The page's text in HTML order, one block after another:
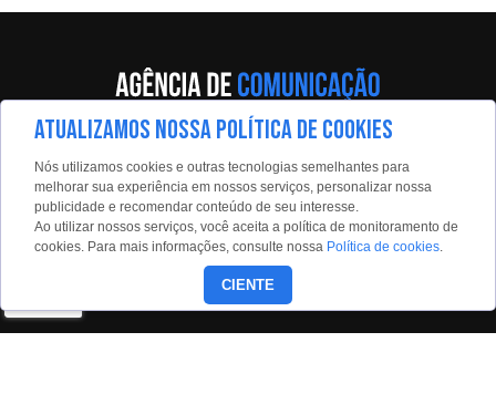
Av. Eng. Caetano Álvares, 55 - 5º andar
Limão, São Paulo, 02598-900
Contato:
estadaoconteudo@estadao.com
(11)99350-0439
ATUALIZAMOS NOSSA POLÍTICA DE COOKIES
Nós utilizamos cookies e outras tecnologias semelhantes para
melhorar sua experiência em nossos serviços, personalizar nossa
publicidade e recomendar conteúdo de seu interesse.
Ao utilizar nossos serviços, você aceita a política de monitoramento de
cookies. Para mais informações, consulte nossa Política de cookies.
CIENTE